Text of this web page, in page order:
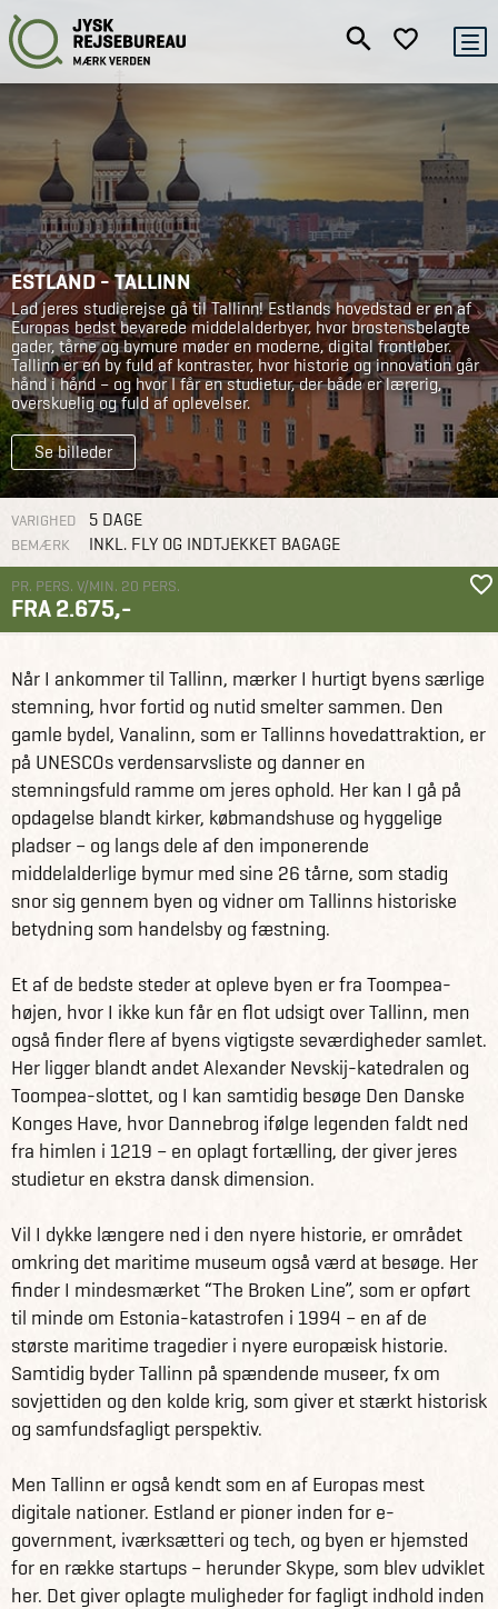
ESTLAND - TALLINN
Lad jeres studierejse gå til Tallinn! Estlands hovedstad er en af
Europas bedst bevarede middelalderbyer, hvor brostensbelagte
gader, tårne og bymure møder en moderne, digital frontløber.
Tallinn er en by fuld af kontraster, hvor historie og innovation går
hånd i hånd – og hvor I får en studietur, der både er lærerig,
overskuelig og fuld af oplevelser.
Se billeder
VARIGHED 5 DAGE
BEMÆRK INKL. FLY OG INDTJEKKET BAGAGE
PR. PERS. V/MIN. 20 PERS.
FRA 2.675,-
Når I ankommer til Tallinn, mærker I hurtigt byens særlige
stemning, hvor fortid og nutid smelter sammen. Den
gamle bydel, Vanalinn, som er Tallinns hovedattraktion, er
på UNESCOs verdensarvsliste og danner en
stemningsfuld ramme om jeres ophold. Her kan I gå på
opdagelse blandt kirker, købmandshuse og hyggelige
pladser – og langs dele af den imponerende
middelalderlige bymur med sine 26 tårne, som stadig
snor sig gennem byen og vidner om Tallinns historiske
betydning som handelsby og fæstning.
Et af de bedste steder at opleve byen er fra Toompea-
højen, hvor I ikke kun får en flot udsigt over Tallinn, men
også finder flere af byens vigtigste seværdigheder samlet.
Her ligger blandt andet Alexander Nevskij-katedralen og
Toompea-slottet, og I kan samtidig besøge Den Danske
Konges Have, hvor Dannebrog ifølge legenden faldt ned
fra himlen i 1219 – en oplagt fortælling, der giver jeres
studietur en ekstra dansk dimension.
Vil I dykke længere ned i den nyere historie, er området
omkring det maritime museum også værd at besøge. Her
finder I mindesmærket “The Broken Line”, som er opført
til minde om Estonia-katastrofen i 1994 – en af de
største maritime tragedier i nyere europæisk historie.
Samtidig byder Tallinn på spændende museer, fx om
sovjettiden og den kolde krig, som giver et stærkt historisk
og samfundsfagligt perspektiv.
Men Tallinn er også kendt som en af Europas mest
digitale nationer. Estland er pioner inden for e-
government, iværksætteri og tech, og byen er hjemsted
for en række startups – herunder Skype, som blev udviklet
her. Det giver oplagte muligheder for fagligt indhold inden